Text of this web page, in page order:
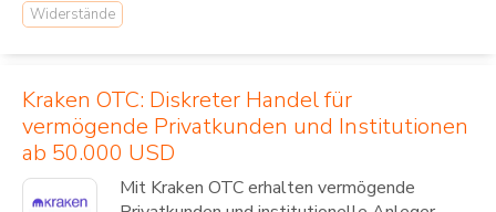
Widerstände
Kraken OTC: Diskreter Handel für
vermögende Privatkunden und Institutionen
ab 50.000 USD
Mit Kraken OTC erhalten vermögende